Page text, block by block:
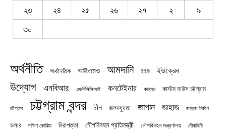
২৩
২৪ ২৫ ২৬ ২৭ ২
৯
৩০
অর্থনীতি অর্থনৈতিক আইএমও আমদানি ইইউ ইউক্রেন
উদ্যোগ এনবিআর এফবিসিসিআই কনটেইনার কানাডা কাস্টম হাউস চট্টগ্রাম
চট্টগ্রাম চট্টগ্রাম বন্দর চীন জলদস্যুতা জাপান জাহাজ জাহাজ নির্মাণ
ডলার দক্ষিণ কোরিয়া নিরাপত্তা নৌপরিবহন প্রতিমন্ত্রী নৌপরিবহন মন্ত্রণালয় নৌবাহিনী